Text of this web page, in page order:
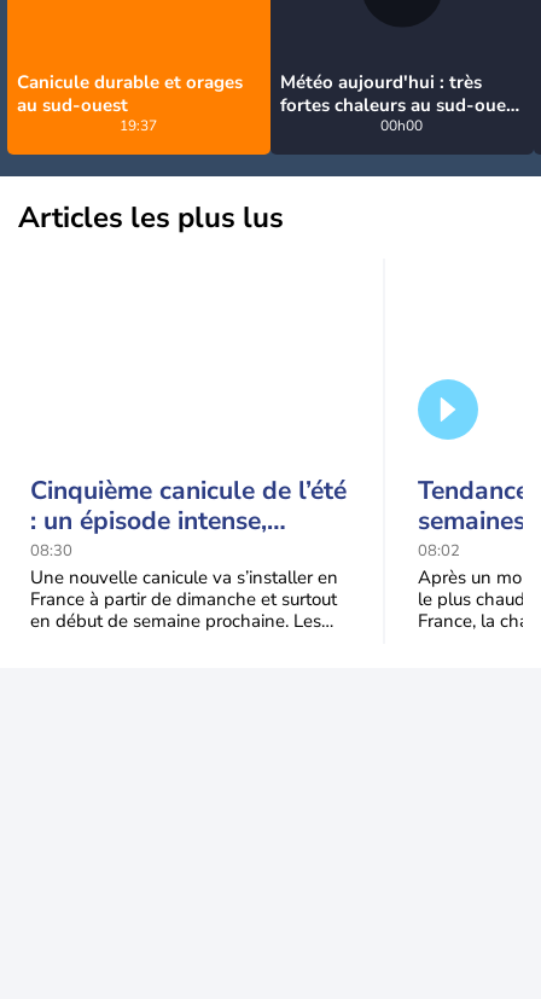
Canicule durable et orages
au sud-ouest
19:37
Météo aujourd'hui : très
fortes chaleurs au sud-ouest
avant des orages, jusqu'à
39°C
00h00
Articles les plus lus
Cinquième canicule de l’été
: un épisode intense,
durable et étendu la
semaine prochaine
08:30
Une nouvelle canicule va s’installer en
France à partir de dimanche et surtout
en début de semaine prochaine. Les
Tendance
semaines
septembre
08:02
Après un
le plus chaud
France, la